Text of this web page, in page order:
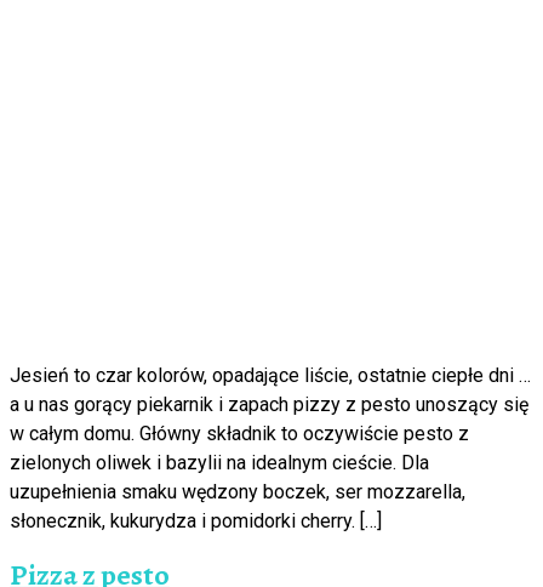
Jesień to czar kolorów, opadające liście, ostatnie ciepłe dni …
a u nas gorący piekarnik i zapach pizzy z pesto unoszący się
w całym domu. Główny składnik to oczywiście pesto z
zielonych oliwek i bazylii na idealnym cieście. Dla
uzupełnienia smaku wędzony boczek, ser mozzarella,
słonecznik, kukurydza i pomidorki cherry. […]
Pizza z pesto